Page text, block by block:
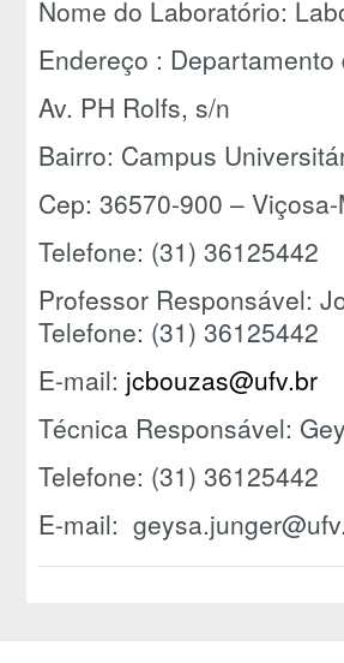
Nome do Laboratório:
Endereço :
Av. PH Rolfs, s/n
Bairro: Campus
Cep: 36570-900 – Viçosa-
Telefone: (31) 36125442
Professor Responsável:
Telefone: (31) 36125442
E-mail: jcbouzas@ufv.br
Técnica Responsável:
Telefone: (31) 36125442
E-mail: